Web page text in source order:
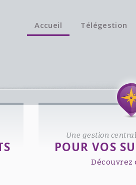
Accueil Télégestion
Une gestion
POUR VOS
Découvrez